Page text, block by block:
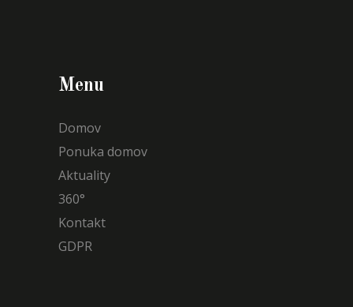
Menu
Domov
Ponuka domov
Aktuality
360°
Kontakt
GDPR